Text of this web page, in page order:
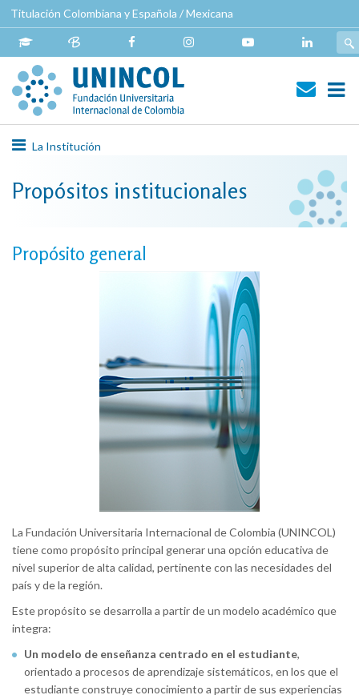
Pasar
al
contenido
principal
Titulación Colombiana y Española / Mexicana
principalLa Institución
Propósitos institucionales
Propósito general
La Fundación Universitaria Internacional de Colombia (UNINCOL)
tiene como propósito principal generar una opción educativa de
nivel superior de alta calidad, pertinente con las necesidades del
país y de la región.
Este propósito se desarrolla a partir de un modelo académico que
integra:
Un modelo de enseñanza centrado en el estudiante,
orientado a procesos de aprendizaje sistemáticos, en los que el
estudiante construye conocimiento a partir de sus experiencias